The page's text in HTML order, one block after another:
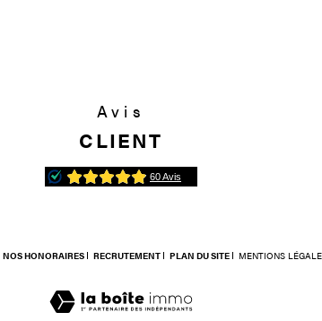
Avis
CLIENT
NOS HONORAIRES RECRUTEMENT PLAN DU SITE MENTIONS